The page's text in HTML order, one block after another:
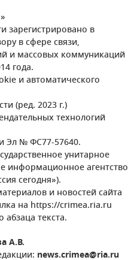
зарегистрировано в
в сфере связи,
и массовых коммуникаций
года.
и автоматического
(ред. 2023 г.)
технологий
Эл № ФС77-57640.
унитарное
информационное агентство
сегодня»).
и новостей сайта
на https://crimea.ria.ru
текста.
А.В.
news.crimea@ria.ru